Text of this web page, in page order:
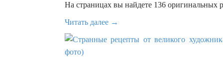
На страницах вы найдете 136 оригинальных
Читать далее →